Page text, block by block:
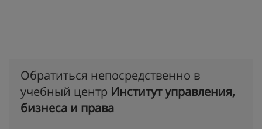
Обратиться непосредственно в
учебный центр Институт управления,
бизнеса и права